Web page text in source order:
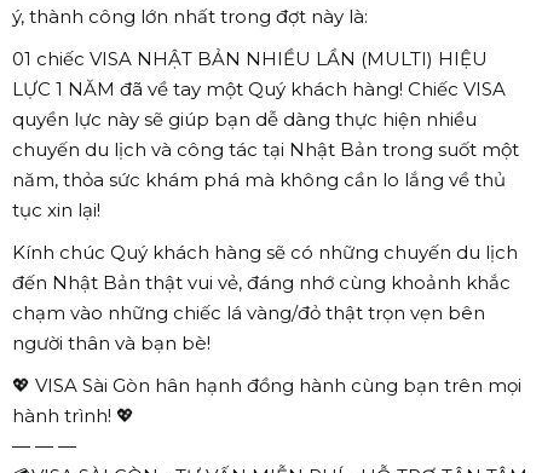
ý, thành công lớn nhất trong đợt này là:
01 chiếc VISA NHẬT BẢN NHIỀU LẦN (MULTI) HIỆU
LỰC 1 NĂM đã về tay một Quý khách hàng! Chiếc VISA
quyền lực này sẽ giúp bạn dễ dàng thực hiện nhiều
chuyến du lịch và công tác tại Nhật Bản trong suốt một
năm, thỏa sức khám phá mà không cần lo lắng về thủ
tục xin lại!
Kính chúc Quý khách hàng sẽ có những chuyến du lịch
đến Nhật Bản thật vui vẻ, đáng nhớ cùng khoảnh khắc
chạm vào những chiếc lá vàng/đỏ thật trọn vẹn bên
người thân và bạn bè!
💖 VISA Sài Gòn hân hạnh đồng hành cùng bạn trên mọi
hành trình! 💖
— — —